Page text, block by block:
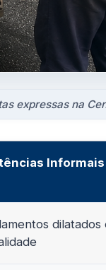
expressas na
Informais
dilatados